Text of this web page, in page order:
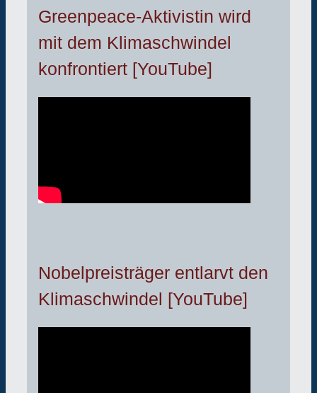
Greenpeace-Aktivistin wird
mit dem Klimaschwindel
konfrontiert [YouTube]
Nobelpreisträger entlarvt den
Klimaschwindel [YouTube]